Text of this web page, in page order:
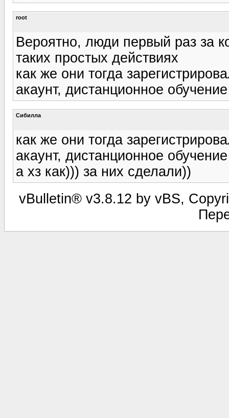
root
Вероятно, люди первый раз за
таких простых действиях
как же они тогда
акаунт, дистанционное
Сибилла
как же они тогда
акаунт, дистанционное
а хз как))) за них сделали))
vBulletin® v3.8.12 by vBS,